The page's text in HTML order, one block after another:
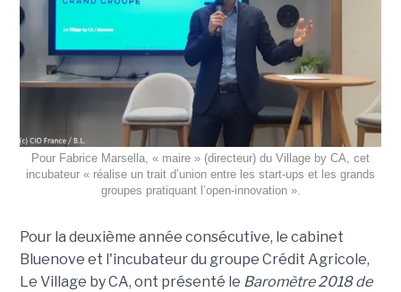
Pour Fabrice Marsella, « maire » (directeur) du Village by CA, cet
incubateur « réalise un trait d’union entre les start-ups et les grands
groupes pratiquant l’open-innovation ».
Pour la deuxième année consécutive, le cabinet
Bluenove et l'incubateur du groupe Crédit Agricole,
Le Village by CA, ont présenté le Baromètre 2018 de